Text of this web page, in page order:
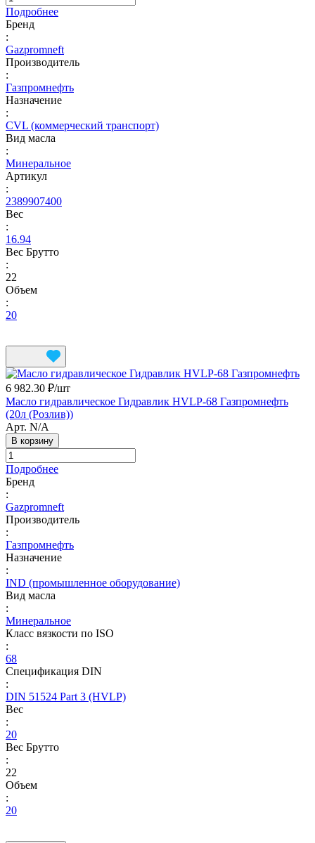
Подробнее
Бренд
:
Gazpromneft
Производитель
:
Газпромнефть
Назначение
:
CVL (коммерческий транспорт)
Вид масла
:
Минеральное
Артикул
:
2389907400
Вес
:
16.94
Вес Брутто
:
22
Объем
:
20
6 982.30 ₽/шт
Масло гидравлическое Гидравлик HVLP-68 Газпромнефть
(20л (Розлив))
Арт. N/A
В корзину
Подробнее
Бренд
:
Gazpromneft
Производитель
:
Газпромнефть
Назначение
:
IND (промышленное оборудование)
Вид масла
:
Минеральное
Класс вязкости по ISO
:
68
Спецификация DIN
:
DIN 51524 Part 3 (HVLP)
Вес
:
20
Вес Брутто
:
22
Объем
:
20